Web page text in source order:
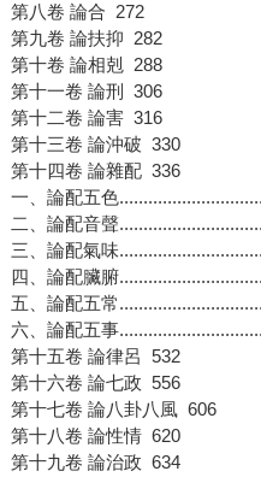
第八卷 論合 272
第九卷 論扶抑 282
第十卷 論相剋 288
第十一卷 論刑 306
第十二卷 論害 316
第十三卷 論沖破 330
第十四卷 論雜配 336
一、論配五色
二、論配音聲
三、論配氣味
四、論配臟腑
五、論配五常
六、論配五事
第十五卷 論律呂 532
第十六卷 論七政 556
第十七卷 論八卦八風 606
第十八卷 論性情 620
第十九卷 論治政 634